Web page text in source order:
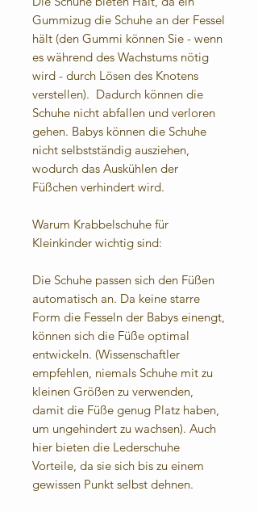
Gummizug die Schuhe an der Fessel
hält (den Gummi können Sie - wenn
es während des Wachstums nötig
wird - durch Lösen des Knotens
verstellen). Dadurch können die
Schuhe nicht abfallen und verloren
gehen. Babys können die Schuhe
nicht selbstständig ausziehen,
wodurch das Auskühlen der
Füßchen verhindert wird.
Warum Krabbelschuhe für
Kleinkinder wichtig sind:
Die Schuhe passen sich den Füßen
automatisch an. Da keine starre
Form die Fesseln der Babys einengt,
können sich die Füße optimal
entwickeln. (Wissenschaftler
empfehlen, niemals Schuhe mit zu
kleinen Größen zu verwenden,
damit die Füße genug Platz haben,
um ungehindert zu wachsen). Auch
hier bieten die Lederschuhe
Vorteile, da sie sich bis zu einem
gewissen Punkt selbst dehnen.